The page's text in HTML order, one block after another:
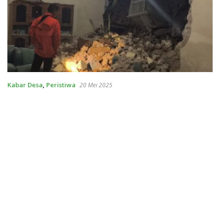
Kabar Desa, Peristiwa 20 Mei 2025